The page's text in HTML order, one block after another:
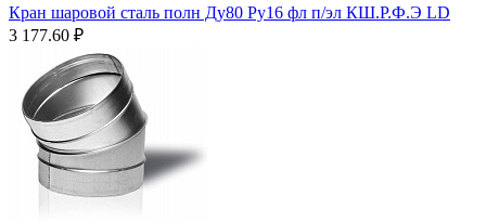
Кран шаровой сталь полн Ду80 Ру16 фл п/эл КШ.Р.Ф.Э LD
3 177.60 ₽